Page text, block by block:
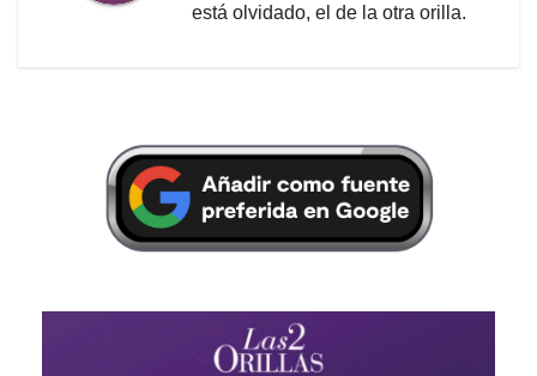
está olvidado, el de la otra orilla.